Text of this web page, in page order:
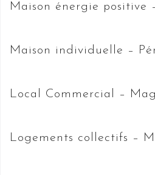
Maison énergie positive
Maison individuelle –
Local Commercial –
Logements collectifs –